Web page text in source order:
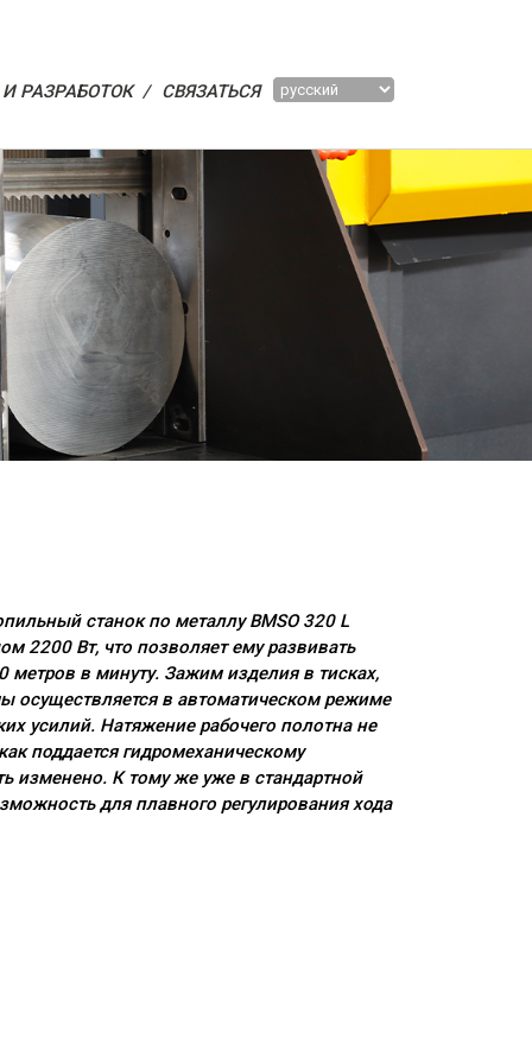
РАЗРАБОТОК / СВЯЗАТЬСЯ
станок по металлу BMSO 320 L
2200 Вт, что позволяет ему развивать
метров в минуту. Зажим изделия в тисках,
осуществляется в автоматическом режиме
усилий. Натяжение рабочего полотна не
поддается гидромеханическому
изменено. К тому же уже в стандартной
для плавного регулирования хода